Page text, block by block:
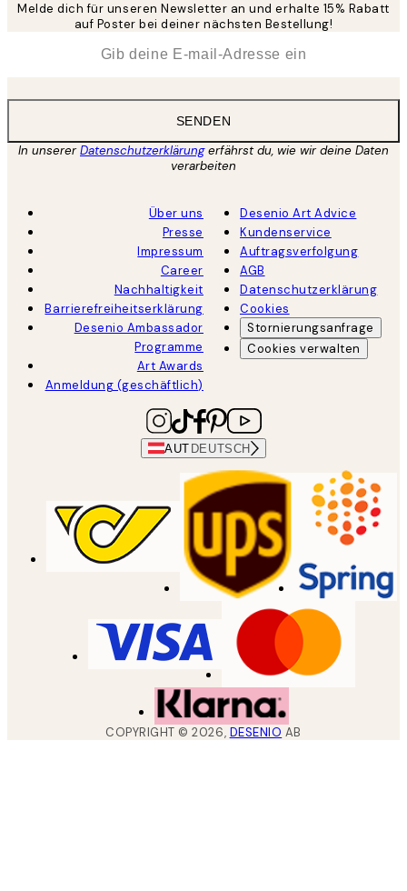
Melde dich für unseren Newsletter an und erhalte 15% Rabatt
auf Poster bei deiner nächsten Bestellung!
SENDEN
In unsererDatenschutzerklärungerfährst du, wie wir deine Daten
verarbeiten
Über uns
Presse
Impressum
Career
Nachhaltigkeit
Barrierefreiheitserklärung
Desenio Ambassador
Programme
Art Awards
Anmeldung (geschäftlich)
Desenio Art Advice
Kundenservice
Auftragsverfolgung
AGB
Datenschutzerklärung
Cookies
Stornierungsanfrage
Cookies verwalten
AUT DEUTSCH
COPYRIGHT ©2026, DESENIO AB